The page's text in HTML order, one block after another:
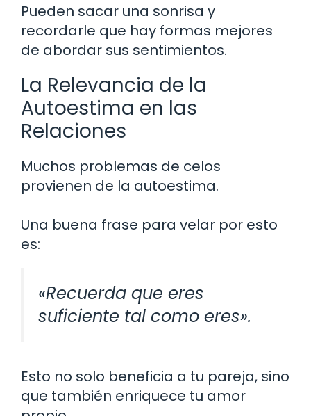
Pueden sacar una sonrisa y
recordarle que hay formas mejores
de abordar sus sentimientos.
La Relevancia de la
Autoestima en las
Relaciones
Muchos problemas de celos
provienen de la autoestima.
Una buena frase para velar por esto
es:
«Recuerda que eres
suficiente tal como eres».
Esto no solo beneficia a tu pareja, sino
que también enriquece tu amor